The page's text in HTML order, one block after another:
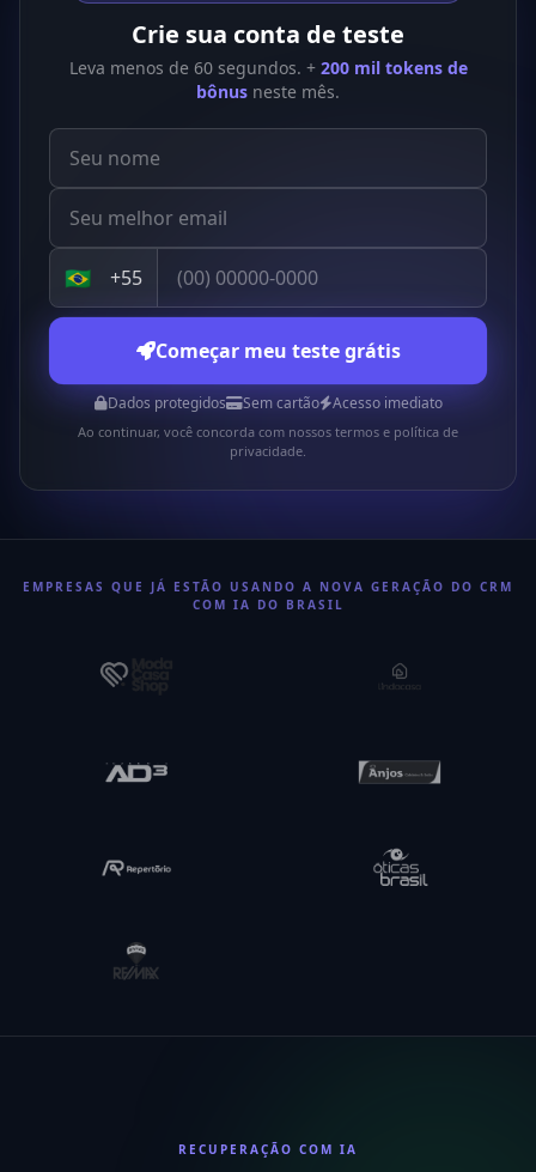
Crie sua conta de teste
Leva menos de 60 segundos. + 200 mil tokens de
bônus neste mês.
Nome
Email
WhatsApp
🇧🇷 +55
Começar meu teste grátis
Dados protegidos Sem cartão Acesso imediato
Ao continuar, você concorda com nossos termos e política de
privacidade.
EMPRESAS QUE JÁ ESTÃO USANDO A NOVA GERAÇÃO DO CRM
COM IA DO BRASIL
RECUPERAÇÃO COM IA